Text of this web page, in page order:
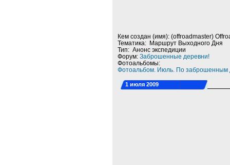
Кем создан (имя): (offroadmaster)
Тематика: Маршрут Выходного Дня
Тип: Анонс экспедиции
Форум: Заброшенные деревни!
Фотоальбомы:
Фотоальбом. Июль. По заброшенным
1 июля 2009